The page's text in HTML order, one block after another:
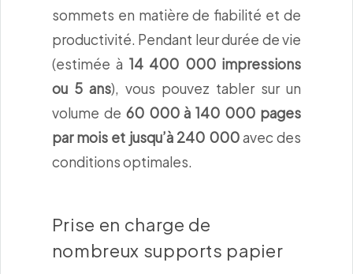
sommets en matière de fiabilité et de
productivité. Pendant leur durée de vie
(estimée à 14 400 000 impressions
ou 5 ans), vous pouvez tabler sur un
volume de 60 000 à 140 000 pages
par mois et jusqu’à 240 000avec des
conditions optimales.
Prise en charge de
nombreux supports papier